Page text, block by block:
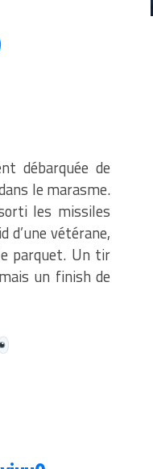
débarquée de
le marasme.
les missiles
d’une vétérane,
parquet. Un tir
un finish de